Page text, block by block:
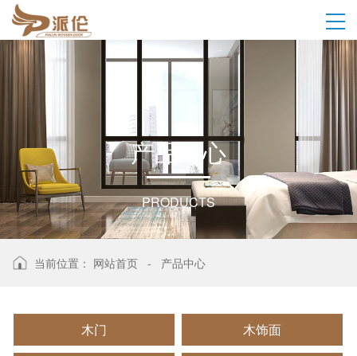
产品中心
PRODUCTS
当前位置： 网站首页 - 产品中心
木门 木饰面